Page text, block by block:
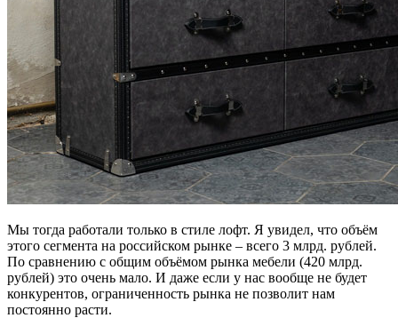
Мы тогда работали только в стиле лофт. Я увидел, что объём
этого сегмента на российском рынке – всего 3 млрд. рублей.
По сравнению с общим объёмом рынка мебели (420 млрд.
рублей) это очень мало. И даже если у нас вообще не будет
конкурентов, ограниченность рынка не позволит нам
постоянно расти.